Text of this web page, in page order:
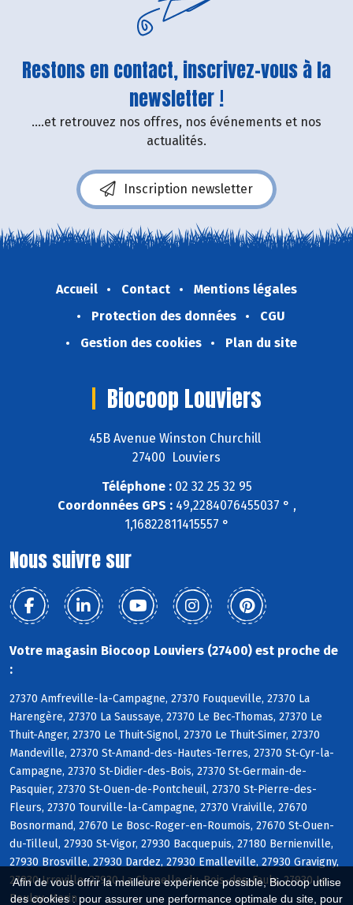
Afin de vous offrir la meilleure expérience possible, Biocoop utilise
des cookies : pour assurer une performance optimale du site, pour
Restons en contact, inscrivez-vous à la
newsletter !
....et retrouvez nos offres, nos événements et nos
actualités.
Inscription newsletter
Accueil Contact
Mentions légales
Protection des données
CGU
Gestion des cookies
Plan du site
Biocoop Louviers
45B Avenue Winston Churchill
27400 Louviers
Téléphone :02 32 25 32 95
Coordonnées GPS :49,2284076455037 ° ,
1,16822811415557 °
Nous suivre sur
Votre magasin Biocoop Louviers (27400) est proche de
:
27370 Amfreville-la-Campagne, 27370 Fouqueville, 27370 La
Harengère, 27370 La Saussaye, 27370 Le Bec-Thomas, 27370 Le
Thuit-Anger, 27370 Le Thuit-Signol, 27370 Le Thuit-Simer, 27370
Mandeville, 27370 St-Amand-des-Hautes-Terres, 27370 St-Cyr-la-
Campagne, 27370 St-Didier-des-Bois, 27370 St-Germain-de-
Pasquier, 27370 St-Ouen-de-Pontcheuil, 27370 St-Pierre-des-
Fleurs, 27370 Tourville-la-Campagne, 27370 Vraiville, 27670
Bosnormand, 27670 Le Bosc-Roger-en-Roumois, 27670 St-Ouen-
du-Tilleul, 27930 St-Vigor, 27930 Bacquepuis, 27180 Bernienville,
27930 Brosville, 27930 Dardez, 27930 Emalleville, 27930 Gravigny,
27930 Irreville, 27930 La Chapelle-du-Bois-des-Faulx, 27930 Le
Boulay-Morin